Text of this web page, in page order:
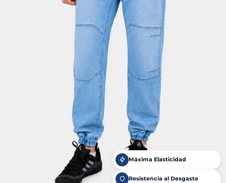
Máxima Elasticidad
Resistencia al Desgaste